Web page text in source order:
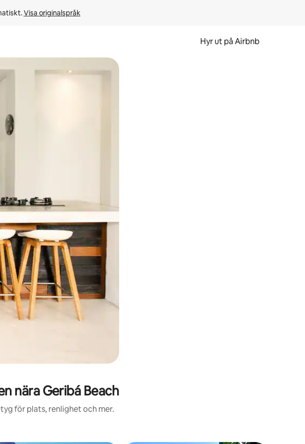
Visa originalspråk
Hyr ut på Airbnb
trycka eller svepa.
nära Geribá Beach
för plats, renlighet och mer.